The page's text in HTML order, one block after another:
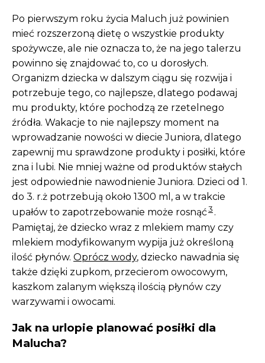
Po pierwszym roku życia Maluch już powinien
mieć rozszerzoną dietę o wszystkie produkty
spożywcze, ale nie oznacza to, że na jego talerzu
powinno się znajdować to, co u dorosłych.
Organizm dziecka w dalszym ciągu się rozwija i
potrzebuje tego, co najlepsze, dlatego podawaj
mu produkty, które pochodzą ze rzetelnego
źródła. Wakacje to nie najlepszy moment na
wprowadzanie nowości w diecie Juniora, dlatego
zapewnij mu sprawdzone produkty i posiłki, które
zna i lubi. Nie mniej ważne od produktów stałych
jest odpowiednie nawodnienie Juniora. Dzieci od 1.
do 3. r.ż potrzebują około 1300 ml, a w trakcie
upałów to zapotrzebowanie może rosnąć3 .
Pamiętaj, że dziecko wraz z mlekiem mamy czy
mlekiem modyfikowanym wypija już określoną
ilość płynów. Oprócz wody, dziecko nawadnia się
także dzięki zupkom, przecierom owocowym,
kaszkom zalanym większą ilością płynów czy
warzywami i owocami.
Jak na urlopie planować posiłki dla
Malucha?